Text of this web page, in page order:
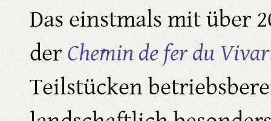
Das einstmals mit über
derChemin de fer du
Teilstücken